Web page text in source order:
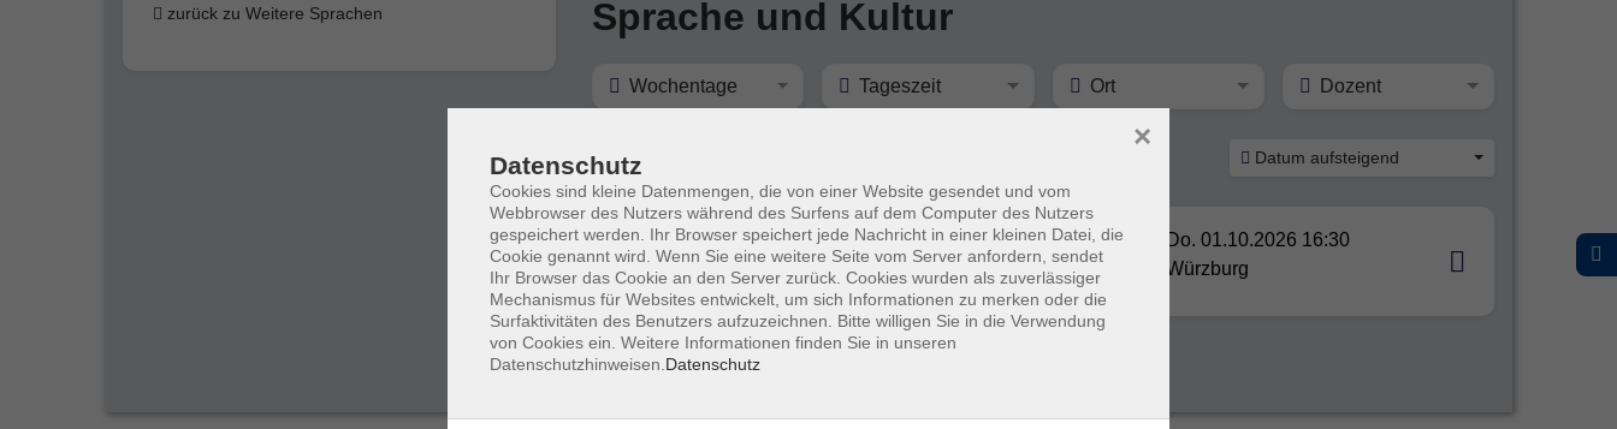
zurück zu Weitere Sprachen Sprache und Kultur
Wochentage Tageszeit Ort Dozent
nur buchbare Datum aufsteigend
Altgriechisch entdecken – eine
Liebeserklärung
für ältere Neugierige
Do. 01.10.2026 16:30
Würzburg
Datenschutz
Cookies sind kleine Datenmengen, die von einer Website gesendet und vom
Webbrowser des Nutzers während des Surfens auf dem Computer des Nutzers
gespeichert werden. Ihr Browser speichert jede Nachricht in einer kleinen Datei, die
Cookie genannt wird. Wenn Sie eine weitere Seite vom Server anfordern, sendet
Ihr Browser das Cookie an den Server zurück. Cookies wurden als zuverlässiger
Mechanismus für Websites entwickelt, um sich Informationen zu merken oder die
Surfaktivitäten des Benutzers aufzuzeichnen. Bitte willigen Sie in die Verwendung
von Cookies ein. Weitere Informationen finden Sie in unseren
Datenschutzhinweisen. Datenschutz
×